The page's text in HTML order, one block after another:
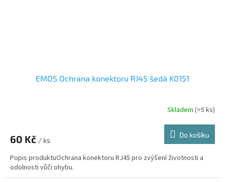
EMOS Ochrana konektoru RJ45 šedá K0151
Skladem (>5 ks)
60 Kč / ks
Do košíku
Popis produktuOchrana konektoru RJ45 pro zvýšení životnosti a
odolnosti vůči ohybu.